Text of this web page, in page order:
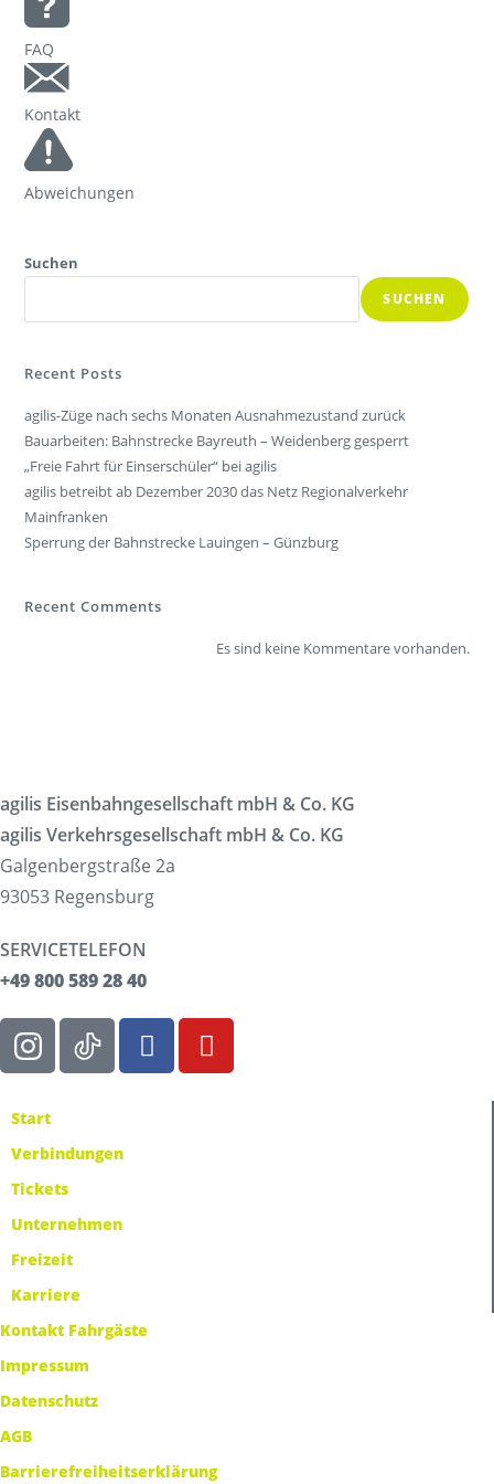
FAQ
Kontakt
Abweichungen
Suchen
SUCHEN
Recent Posts
agilis-Züge nach sechs Monaten Ausnahmezustand zurück
Bauarbeiten: Bahnstrecke Bayreuth – Weidenberg gesperrt
„Freie Fahrt für Einserschüler“ bei agilis
agilis betreibt ab Dezember 2030 das Netz Regionalverkehr
Mainfranken
Sperrung der Bahnstrecke Lauingen – Günzburg
Recent Comments
Es sind keine Kommentare vorhanden.
agilis Eisenbahngesellschaft mbH & Co. KG
agilis Verkehrsgesellschaft mbH & Co. KG
Galgenbergstraße 2a
93053 Regensburg
SERVICETELEFON
+49 800 589 28 40
Start
Verbindungen
Tickets
Unternehmen
Freizeit
Karriere
Kontakt Fahrgäste
Impressum
Datenschutz
AGB
Barrierefreiheitserklärung